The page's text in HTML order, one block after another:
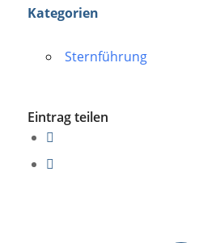
Kategorien
Sternführung
Eintrag teilen